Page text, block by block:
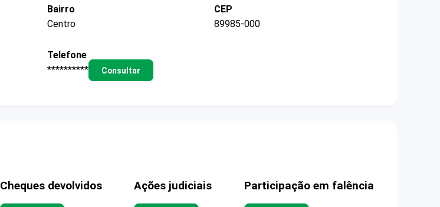
Bairro
Centro
CEP
89985-000
Telefone
**********
Consultar
Cheques devolvidos Ações judiciais Participação em falência